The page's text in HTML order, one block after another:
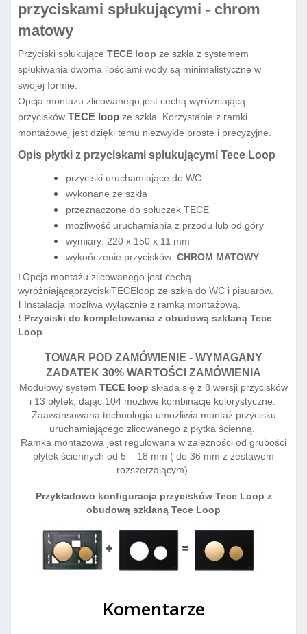
przyciskami spłukującymi - chrom
matowy
Przyciski spłukujące TECE loop ze szkła z systemem
spłukiwania dwoma ilościami wody są minimalistyczne w
swojej formie.
Opcja montażu zlicowanego jest cechą wyróżniającą
przycisków TECE loop ze szkła. Korzystanie z ramki
montażowej jest dzięki temu niezwykle proste i precyzyjne.
Opis płytki z przyciskami spłukującymi Tece Loop
przyciski uruchamiające do WC
wykonane ze szkła
przeznaczone do spłuczek TECE
możliwość uruchamiania z przodu lub od góry
wymiary: 220 x 150 x 11 mm
wykończenie przycisków: CHROM MATOWY
! Opcja montażu zlicowanego jest cechą
wyróżniającąprzyciskiTECEloop ze szkła do WC i pisuarów.
! Instalacja możliwa wyłącznie z ramką montażową.
! Przyciski do kompletowania z obudową szklaną Tece
Loop
TOWAR POD ZAMÓWIENIE - WYMAGANY
ZADATEK 30% WARTOŚCI ZAMÓWIENIA
Modułowy system TECE loop składa się z 8 wersji przycisków
i 13 płytek, dając 104 możliwe kombinacje kolorystyczne.
Zaawansowana technologia umożliwia montaż przycisku
uruchamiającego zlicowanego z płytka ścienną.
Ramka montażowa jest regulowana w zależności od grubości
płytek ściennych od 5 – 18 mm ( do 36 mm z zestawem
rozszerzającym).
Przykładowo konfiguracja przycisków Tece Loop z
obudową szklaną Tece Loop
Komentarze